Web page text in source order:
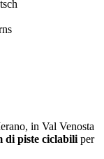
in Val Venosta
di piste ciclabiliper